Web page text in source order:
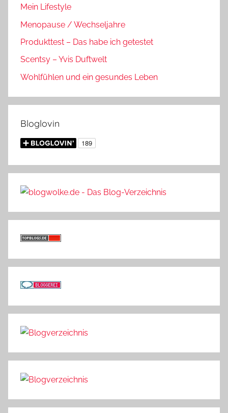
Mein Lifestyle
Menopause / Wechseljahre
Produkttest – Das habe ich getestet
Scentsy – Yvis Duftwelt
Wohlfühlen und ein gesundes Leben
Bloglovin